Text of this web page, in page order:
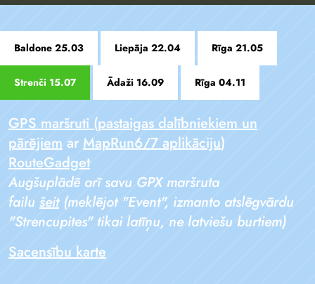
Baldone 25.03 Liepāja 22.04 Rīga 21.05
Strenči 15.07 Ādaži 16.09 Rīga 04.11
GPS maršruti (pastaigas dalībniekiem un
pārējiem ar MapRun6/7 aplikāciju)
RouteGadget
Augšuplādē arī savu GPX maršruta
failu šeit(meklējot "Event", izmanto atslēgvārdu
"Strencupites" tikai latīņu, ne latviešu burtiem)
Sacensību karte